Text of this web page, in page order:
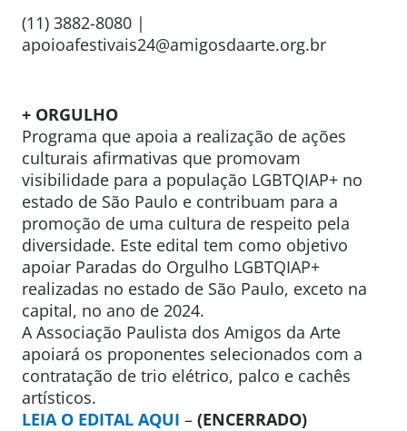
(11) 3882-8080 |
apoioafestivais24@amigosdaarte.org.br
+ ORGULHO
Programa que apoia a realização de ações
culturais afirmativas que promovam
visibilidade para a população LGBTQIAP+ no
estado de São Paulo e contribuam para a
promoção de uma cultura de respeito pela
diversidade. Este edital tem como objetivo
apoiar Paradas do Orgulho LGBTQIAP+
realizadas no estado de São Paulo, exceto na
capital, no ano de 2024.
A Associação Paulista dos Amigos da Arte
apoiará os proponentes selecionados com a
contratação de trio elétrico, palco e cachês
artísticos.
LEIA O EDITAL AQUI – (ENCERRADO)